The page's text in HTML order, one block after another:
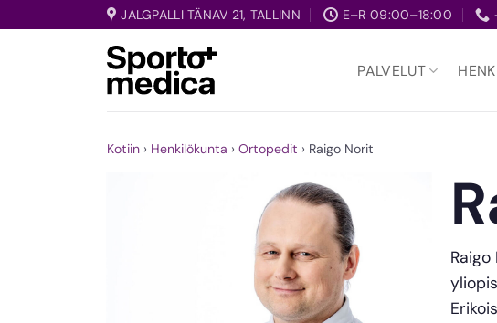
JALGPALLI TÄNAV 21, TALLINN E–R 09:00–18:00
PALVELUT
Kotiin › Henkilökunta › Ortopedit › Raigo Norit